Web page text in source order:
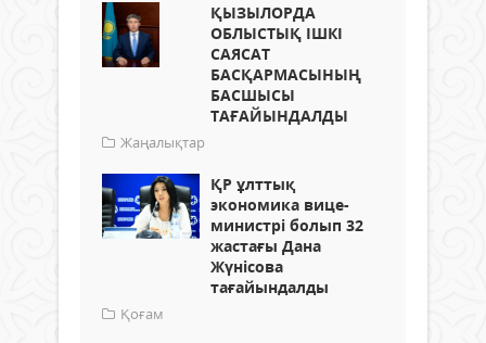
ҚЫЗЫЛОРДА
ОБЛЫСТЫҚ ІШКІ
САЯСАТ
БАСҚАРМАСЫНЫҢ
БАСШЫСЫ
ТАҒАЙЫНДАЛДЫ
Жаңалықтар
ҚР ұлттық
экономика вице-
министрі болып 32
жастағы Дана
Жүнісова
тағайындалды
Қоғам